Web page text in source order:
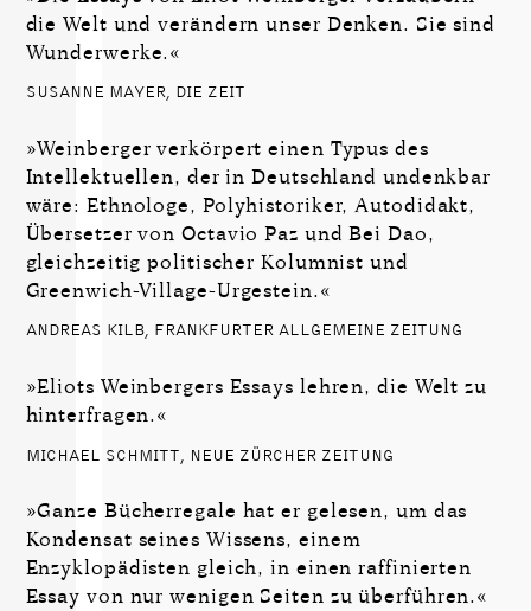
die Welt und verändern unser Denken. Sie sind
Wunderwerke.«
SUSANNE MAYER, DIE ZEIT
»Weinberger verkörpert einen Typus des
Intellektuellen, der in Deutschland undenkbar
wäre: Ethnologe, Polyhistoriker, Autodidakt,
Übersetzer von Octavio Paz und Bei Dao,
gleichzeitig politischer Kolumnist und
Greenwich-Village-Urgestein.«
ANDREAS KILB, FRANKFURTER ALLGEMEINE ZEITUNG
»Eliots Weinbergers Essays lehren, die Welt zu
hinterfragen.«
MICHAEL SCHMITT, NEUE ZÜRCHER ZEITUNG
»Ganze Bücherregale hat er gelesen, um das
Kondensat seines Wissens, einem
Enzyklopädisten gleich, in einen raffinierten
Essay von nur wenigen Seiten zu überführen.«